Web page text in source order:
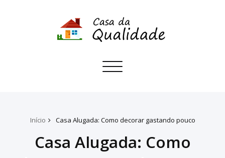
Toggle
Início Casa Alugada: Como decorar gastando pouco
Casa Alugada: Como